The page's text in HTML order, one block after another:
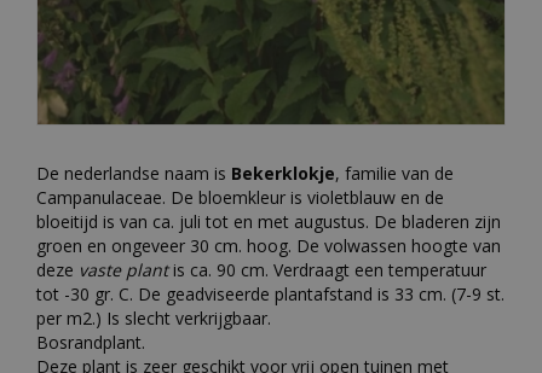
De nederlandse naam is Bekerklokje, familie van de
Campanulaceae. De bloemkleur is violetblauw en de
bloeitijd is van ca. juli tot en met augustus. De bladeren zijn
groen en ongeveer 30 cm. hoog. De volwassen hoogte van
deze vaste plantis ca. 90 cm. Verdraagt een temperatuur
tot -30 gr. C. De geadviseerde plantafstand is 33 cm. (7-9 st.
per m2.) Is slecht verkrijgbaar.
Bosrandplant.
Deze plant is zeer geschikt voor vrij open tuinen met